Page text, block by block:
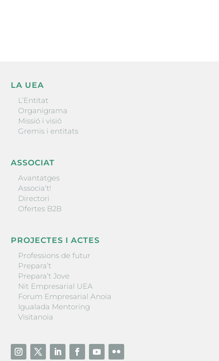
LA UEA
L’Entitat
Organigrama
Missió i visió
Gremis i entitats
ASSOCIAT
Avantatges
Associa’t!
Directori
Ofertes B2B
PROJECTES I ACTES
Professions de futur
Prepara’t
Prepara’t Jove
Nit Empresarial UEA
Forum Empresarial Anoia
Igualada Mentoring
Visitanoia